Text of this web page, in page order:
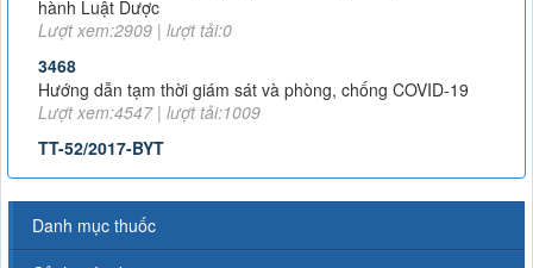
3468
Hướng dẫn tạm thời giám sát và phòng, chống COVID-19
Lượt xem:4547 | lượt tải:1009
TT-52/2017-BYT
THÔNG TƯ QUY ĐỊNH VỀ ĐƠN THUỐC VÀ VIỆC KÊ ĐƠN
THUỐC HÓA DƯỢC, SINH PHẨM TRONG ĐIỀU TRỊ NGOẠI
TRÚ
Lượt xem:8019 | lượt tải:1382
51/2017/TT-BYT
THÔNG TƯ HƯỚNG DẪN PHÒNG, CHẨN ĐOÁN VÀ XỬ TRÍ
Danh mục thuốc